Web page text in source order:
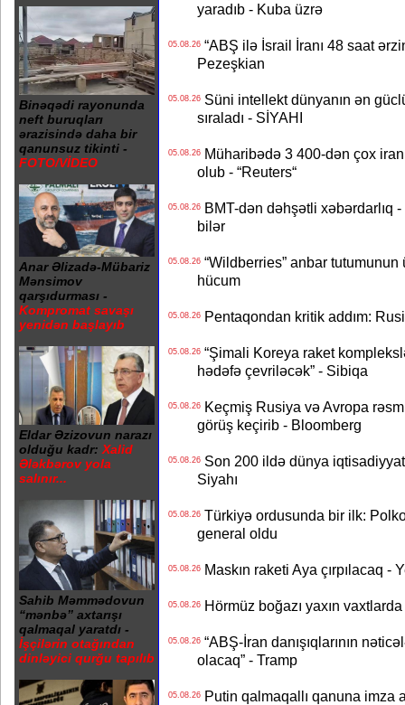
Binəqədi rayonunda
neft buruqları
ərazisində daha bir
qanunsuz tikinti -
FOTO/VİDEO
Anar Əlizadə-Mübariz
Mənsimov
qarşıdurması -
Kompromat savaşı
yenidən başlayıb
Eldar Əzizovun narazı
olduğu kadr: Xalid
Ələkbərov yola
salınır...
Sahib Məmmədovun
“mənbə” axtarışı
qalmaqal yaratdı -
İşçilərin otağından
dinləyici qurğu tapılıb
yaradıb - Kuba üzrə
05.08.26“ABŞ ilə İsrail İranı 48 saat
Pezeşkian
05.08.26Süni intellekt dünyanın ən
sıraladı - SİYAHI
05.08.26Müharibədə 3 400-dən çox
olub - “Reuters“
05.08.26BMT-dən dəhşətli xəbərdarlıq
bilər
05.08.26“Wildberries” anbar tutumunun
hücum
05.08.26Pentaqondan kritik addım:
05.08.26“Şimali Koreya raket
hədəfə çevriləcək” - Sibiqa
05.08.26Keçmiş Rusiya və Avropa
görüş keçirib - Bloomberg
05.08.26Son 200 ildə dünya
Siyahı
05.08.26Türkiyə ordusunda bir ilk:
general oldu
05.08.26Maskın raketi Aya çırpılacaq -
05.08.26Hörmüz boğazı yaxın
05.08.26“ABŞ-İran danışıqlarının
olacaq” - Tramp
05.08.26Putin qalmaqallı qanuna imza